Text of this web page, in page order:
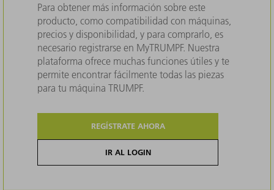
Para obtener más información sobre este
producto, como compatibilidad con máquinas,
precios y disponibilidad, y para comprarlo, es
necesario registrarse en MyTRUMPF. Nuestra
plataforma ofrece muchas funciones útiles y te
permite encontrar fácilmente todas las piezas
para tu máquina TRUMPF.
REGÍSTRATE AHORA
IR AL LOGIN